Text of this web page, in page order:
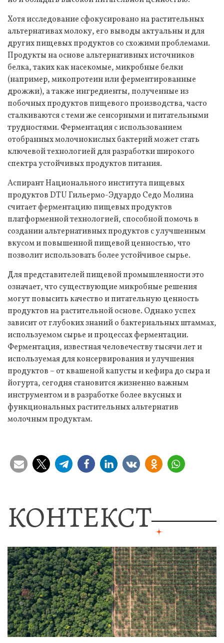
Хотя исследование сфокусировано на растительных
альтернативах молоку, его выводы актуальны и для
других пищевых продуктов со схожими проблемами.
Продукты на основе альтернативных источников
белка, таких как насекомые, микробные белки
(например, микопротеин или ферментированные
дрожжи), а также ингредиенты, полученные из
побочных продуктов пищевого производства, часто
сталкиваются с теми же сенсорными и питательными
трудностями. Ферментация с использованием
отобранных молочнокислых бактерий может стать
ключевой технологией для разработки широкого
спектра устойчивых продуктов питания.
Аспирант Национального института пищевых
продуктов DTU Гильермо-Эдуардо Седо Молина
считает ферментацию пищевых продуктов
платформенной технологией, способной помочь в
создании альтернативных продуктов с улучшенным
вкусом и повышенной пищевой ценностью, что
позволит использовать более устойчивое сырье.
Для представителей пищевой промышленности это
означает, что существующие микробные решения
могут повысить качество и питательную ценность
продуктов на растительной основе. Однако успех
зависит от глубоких знаний о бактериальных штаммах,
используемом сырье и процессах ферментации.
Ферментация, известная человечеству тысячи лет и
используемая для консервирования и улучшения
продуктов – от квашеной капусты и кефира до сыра и
йогурта, сегодня становится жизненно важным
инструментом и в разработке более вкусных и
функциональных растительных альтернатив
молочным продуктам.
КОНТЕКСТ